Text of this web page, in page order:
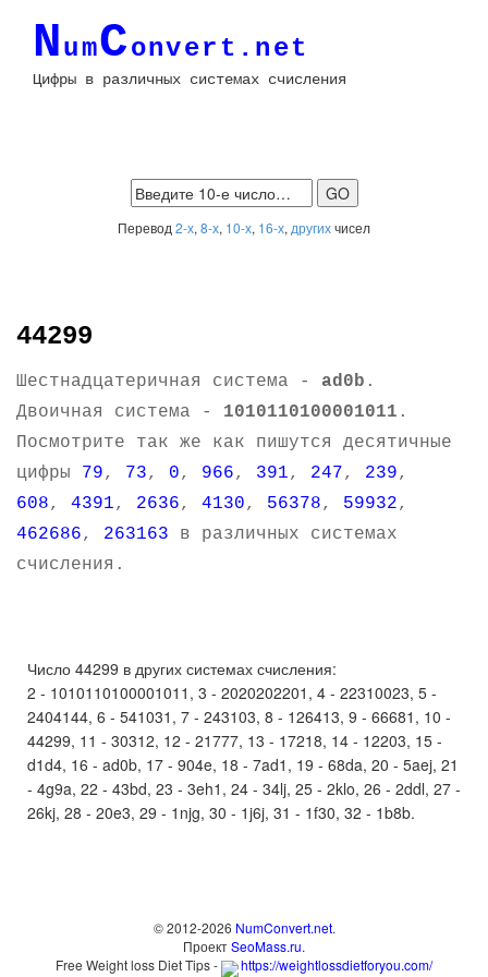
NumConvert.net
Цифры в различных системах счисления
Перевод 2-х, 8-х, 10-х, 16-х, другихчисел
44299
Шестнадцатеричная система - ad0b .
Двоичная система - 1010110100001011 .
Посмотрите так же как пишутся десятичные
цифры 79, 73, 0, 966, 391, 247, 239,
608, 4391, 2636, 4130, 56378, 59932,
462686, 263163 в различных системах
счисления.
Число 44299 в других системах счисления:
2 - 1010110100001011, 3 - 2020202201, 4 - 22310023, 5 -
2404144, 6 - 541031, 7 - 243103, 8 - 126413, 9 - 66681, 10 -
44299, 11 - 30312, 12 - 21777, 13 - 17218, 14 - 12203, 15 -
d1d4, 16 - ad0b, 17 - 904e, 18 - 7ad1, 19 - 68da, 20 - 5aej, 21
- 4g9a, 22 - 43bd, 23 - 3eh1, 24 - 34lj, 25 - 2klo, 26 - 2ddl, 27 -
26kj, 28 - 20e3, 29 - 1njg, 30 - 1j6j, 31 - 1f30, 32 - 1b8b.
© 2012-2026 NumConvert.net.
ПроектSeoMass.ru.
Free Weight loss Diet Tips -
https://weightlossdietforyou.com/